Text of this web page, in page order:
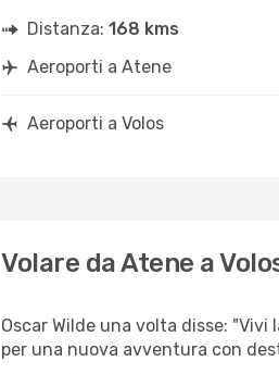
Distanza: 168 kms
Aeroporti a Atene
Aeroporti a Volos
Volare da Atene a
Oscar Wilde una volta disse:
per una nuova avventura con